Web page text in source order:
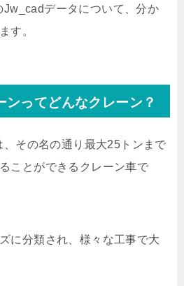
Jw_cadデータについて、分か
す。
ってどんなクレーン？
その名の通り最大25トンまで
ことができるクレーン車で
に分類され、様々な工事で大